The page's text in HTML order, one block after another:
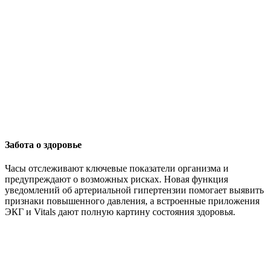
Забота о здоровье
Часы отслеживают ключевые показатели организма и
предупреждают о возможных рисках. Новая функция
уведомлений об артериальной гипертензии помогает выявить
признаки повышенного давления, а встроенные приложения
ЭКГ и Vitals дают полную картину состояния здоровья.